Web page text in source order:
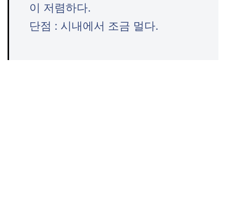
이 저렴하다.
단점 : 시내에서 조금 멀다.